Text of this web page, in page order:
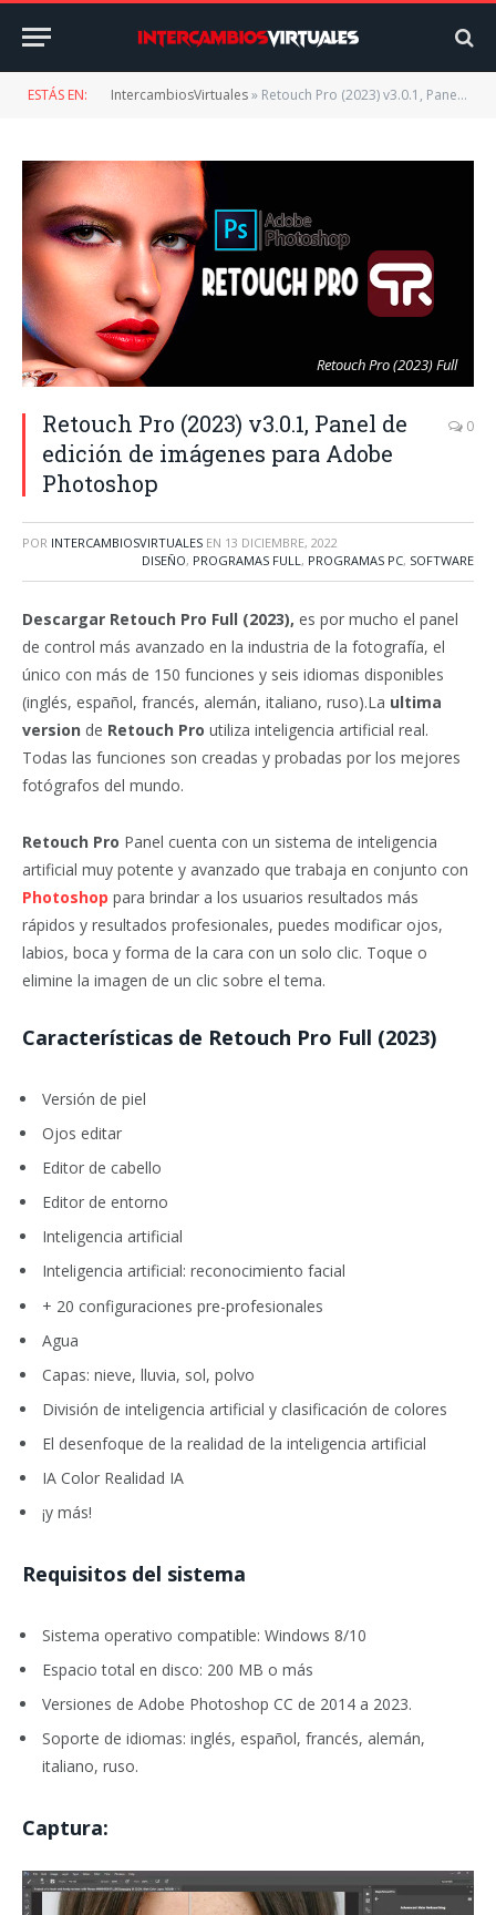
ESTÁS EN: IntercambiosVirtuales» Retouch Pro (2023) v3.0.1, Panel de edición de imágenes para Adobe Photoshop
Retouch Pro (2023) Full
Retouch Pro (2023) v3.0.1, Panel de
edición de imágenes para Adobe
Photoshop
0
POR INTERCAMBIOSVIRTUALES EN 13 DICIEMBRE, 2022
DISEÑO, PROGRAMAS FULL, PROGRAMAS PC, SOFTWARE
Descargar Retouch Pro Full (2023), es por mucho el panel
de control más avanzado en la industria de la fotografía, el
único con más de 150 funciones y seis idiomas disponibles
(inglés, español, francés, alemán, italiano, ruso).La ultima
version de Retouch Pro utiliza inteligencia artificial real.
Todas las funciones son creadas y probadas por los mejores
fotógrafos del mundo.
Retouch Pro Panel cuenta con un sistema de inteligencia
artificial muy potente y avanzado que trabaja en conjunto con
Photoshop para brindar a los usuarios resultados más
rápidos y resultados profesionales, puedes modificar ojos,
labios, boca y forma de la cara con un solo clic. Toque o
elimine la imagen de un clic sobre el tema.
Características de Retouch Pro Full (2023)
Versión de piel
Ojos editar
Editor de cabello
Editor de entorno
Inteligencia artificial
Inteligencia artificial: reconocimiento facial
+ 20 configuraciones pre-profesionales
Agua
Capas: nieve, lluvia, sol, polvo
División de inteligencia artificial y clasificación de colores
El desenfoque de la realidad de la inteligencia artificial
IA Color Realidad IA
¡y más!
Requisitos del sistema
Sistema operativo compatible: Windows 8/10
Espacio total en disco: 200 MB o más
Versiones de Adobe Photoshop CC de 2014 a 2023.
Soporte de idiomas: inglés, español, francés, alemán,
italiano, ruso.
Captura: